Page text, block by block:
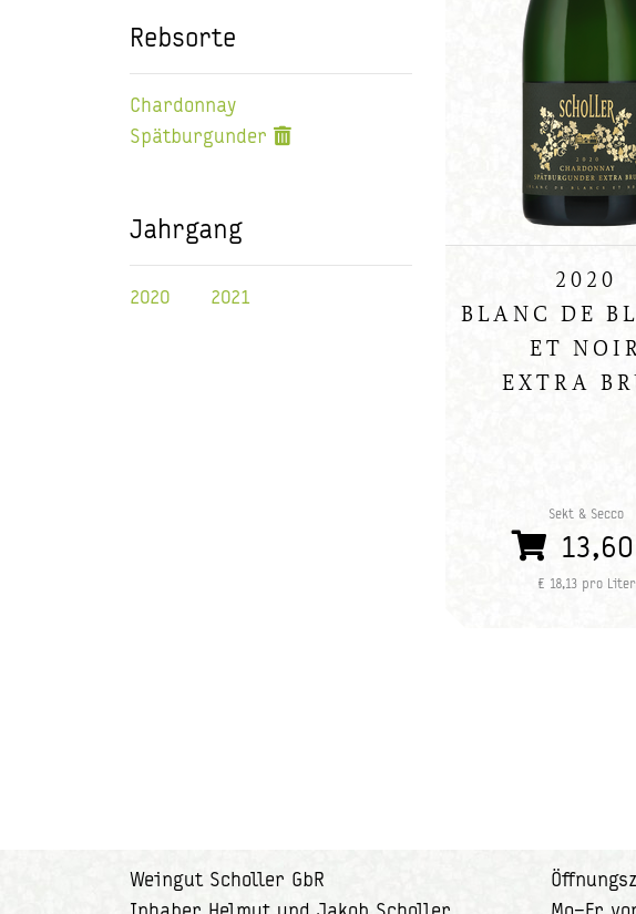
Rebsorte
Chardonnay
Spätburgunder
Jahrgang
2020 2021
2020
BLANC DE
ET
EXTRA
Sekt & Secco
€ 18,13 pro Liter
Weingut Scholler GbR